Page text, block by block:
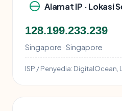
Alamat IP · Lokasi
128.199.233.239
Singapore · Singapore
ISP / Penyedia: DigitalOcean,